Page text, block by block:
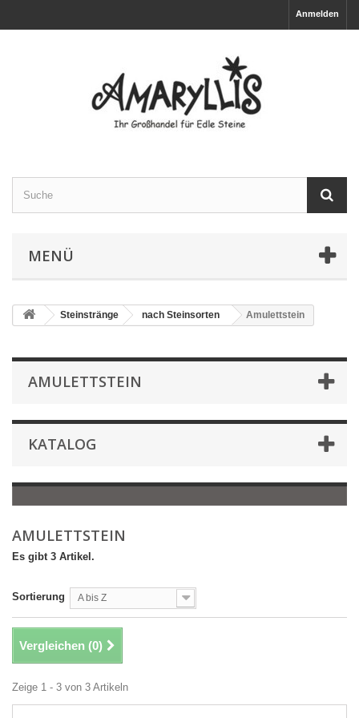
Anmelden
MENÜ
Steinstränge nach Steinsorten Amulettstein
AMULETTSTEIN
KATALOG
AMULETTSTEIN
Es gibt 3 Artikel.
Sortierung A bis Z
Vergleichen (0)
Zeige 1 - 3 von 3 Artikeln